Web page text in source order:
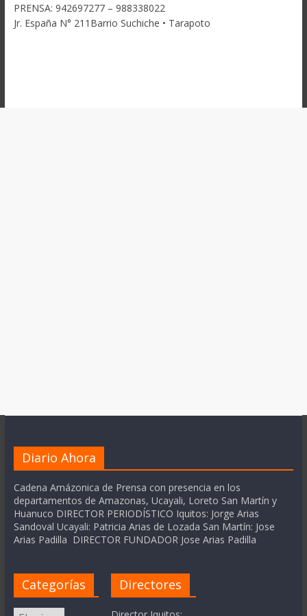
PRENSA: 942697277 – 988338022
Jr. España N° 211Barrio Suchiche • Tarapoto
Diario Ahora
Cadena Amázonica de Prensa con presencia en los
departamentos de Amazonas, Ucayali, Loreto San Martín y
Huanuco DIRECTOR PERIODÍSTICO Iquitos: Jorge Arias
Sandoval Ucayali: Patricia Arias de Lozada San Martín: Jose
Arias Padilla DIRECTOR FUNDADOR Jose Arias Padilla
Categorías Directores